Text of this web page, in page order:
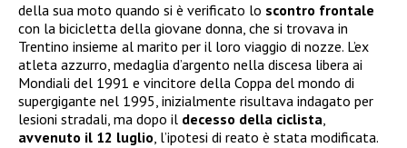
della sua moto quando si è verificato lo scontro frontale
con la bicicletta della giovane donna, che si trovava in
Trentino insieme al marito per il loro viaggio di nozze. L’ex
atleta azzurro, medaglia d’argento nella discesa libera ai
Mondiali del 1991 e vincitore della Coppa del mondo di
supergigante nel 1995, inizialmente risultava indagato per
lesioni stradali, ma dopo il decesso della ciclista,
avvenuto il 12 luglio, l’ipotesi di reato è stata modificata.